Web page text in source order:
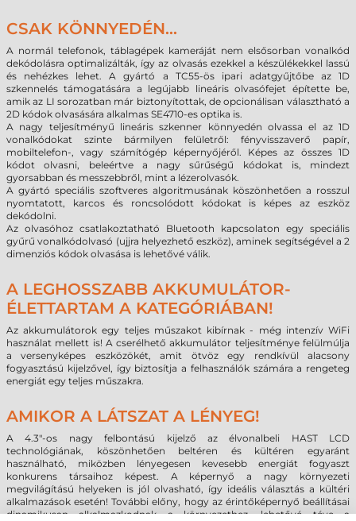
CSAK KÖNNYEDÉN...
A normál telefonok, táblagépek kameráját nem elsősorban vonalkód
dekódolásra optimalizálták, így az olvasás ezekkel a készülékekkel lassú
és nehézkes lehet. A gyártó a TC55-ös ipari adatgyűjtőbe az 1D
szkennelés támogatására a legújabb lineáris olvasófejet építette be,
amik az LI sorozatban már biztonyítottak, de opcionálisan választható a
2D kódok olvasására alkalmas SE4710-es optika is.
A nagy teljesítményű lineáris szkenner könnyedén olvassa el az 1D
vonalkódokat szinte bármilyen felületről: fényvisszaverő papír,
mobiltelefon-, vagy számítógép képernyőjéről. Képes az összes 1D
kódot olvasni, beleértve a nagy sűrűségű kódokat is, mindezt
gyorsabban és messzebbről, mint a lézerolvasók.
A gyártó speciális szoftveres algoritmusának köszönhetően a rosszul
nyomtatott, karcos és roncsolódott kódokat is képes az eszköz
dekódolni.
Az olvasóhoz csatlakoztatható Bluetooth kapcsolaton egy speciális
gyűrű vonalkódolvasó (ujjra helyezhető eszköz), aminek segítségével a 2
dimenziós kódok olvasása is lehetővé válik.
A LEGHOSSZABB AKKUMULÁTOR-
ÉLETTARTAM A KATEGÓRIÁBAN!
Az akkumulátorok egy teljes műszakot kibírnak - még intenzív WiFi
használat mellett is! A cserélhető akkumulátor teljesítménye felülmúlja
a versenyképes eszközökét, amit ötvöz egy rendkívül alacsony
fogyasztású kijelzővel, így biztosítja a felhasználók számára a rengeteg
energiát egy teljes műszakra.
AMIKOR A LÁTSZAT A LÉNYEG!
A 4.3"-os nagy felbontású kijelző az élvonalbeli HAST LCD
technológiának, köszönhetően beltéren és kültéren egyaránt
használható, miközben lényegesen kevesebb energiát fogyaszt
konkurens társaihoz képest. A képernyő a nagy környezeti
megvilágítású helyeken is jól olvasható, így ideális választás a kültéri
alkalmazások esetén! További előny, hogy az érintőképernyő beállításai
dinamikusan alkalmazkodnak a környezethez, lehetővé téve a